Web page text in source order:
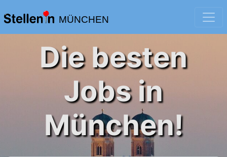
MÜNCHEN
Die besten
Jobs in
München!